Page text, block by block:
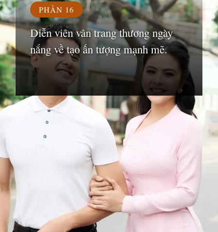
PHẦN 16
Diễn viên vân trang thương ngày
nắng về tạo ấn tượng mạnh mẽ.